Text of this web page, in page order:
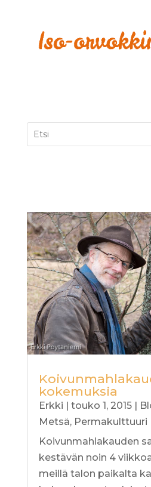
kokemuksia
Erkki | touko 1, 2015|
Metsä, Permakulttuuri
Koivunmahlakauden
kestävän noin 4
meillä talon paikalta